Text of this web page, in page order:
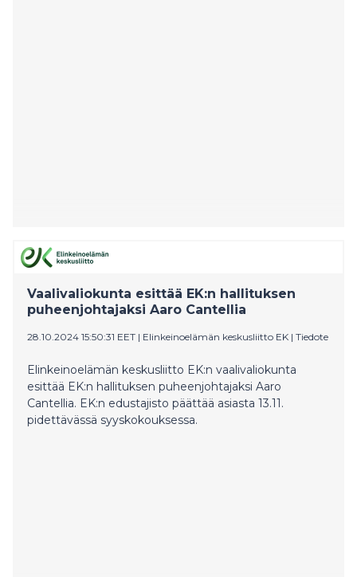
Vaalivaliokunta esittää EK:n hallituksen
puheenjohtajaksi Aaro Cantellia
28.10.2024 15:50:31 EET | Elinkeinoelämän keskusliitto EK | Tiedote
Elinkeinoelämän keskusliitto EK:n vaalivaliokunta
esittää EK:n hallituksen puheenjohtajaksi Aaro
Cantellia. EK:n edustajisto päättää asiasta 13.11.
pidettävässä syyskokouksessa.